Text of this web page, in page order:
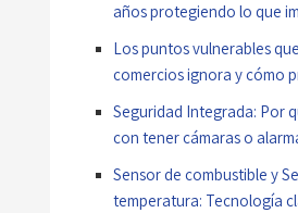
años protegiendo lo que
Los puntos vulnerables
comercios ignora y cómo
Seguridad Integrada: Por
con tener cámaras o
Sensor de combustible y
temperatura: Tecnología